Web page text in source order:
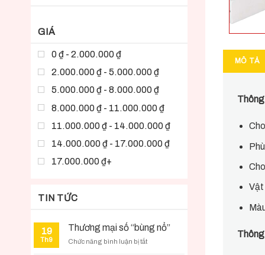
GIÁ
0 ₫ - 2.000.000 ₫
2.000.000 ₫ - 5.000.000 ₫
5.000.000 ₫ - 8.000.000 ₫
8.000.000 ₫ - 11.000.000 ₫
11.000.000 ₫ - 14.000.000 ₫
14.000.000 ₫ - 17.000.000 ₫
17.000.000 ₫+
TIN TỨC
19
Th9
Thương mại số “bùng nổ”
Chức năng bình luận bị tắtở
MÔ TẢ
Vật